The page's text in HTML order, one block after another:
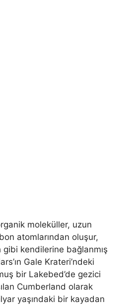
moleküller, uzun
atomlarından oluşur,
kendilerine bağlanmış
Gale Krateri’ndeki
bir Lakebed’de gezici
Cumberland olarak
yaşındaki bir kayadan